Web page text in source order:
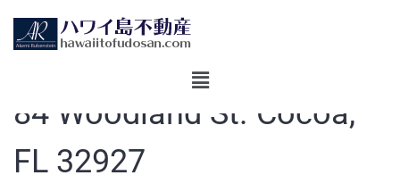
84 Woodland St. Cocoa,
FL 32927